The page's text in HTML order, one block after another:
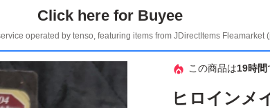
Click here for Buyee
operated by tenso, featuring items from JDirectItems Fleamarket
この商品は19時間
ヒロインメ